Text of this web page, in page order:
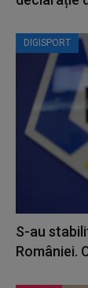
DIGISPORT
S-au
României.